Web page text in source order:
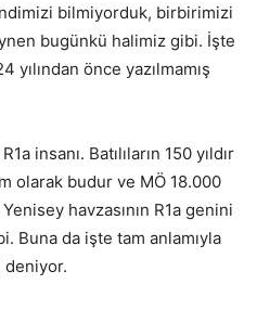
bilmiyorduk, birbirimizi
bugünkü halimiz gibi. İşte
yılından önce yazılmamış
insanı. Batılıların 150 yıldır
olarak budur ve MÖ 18.000
havzasının R1a genini
Buna da işte tam anlamıyla
deniyor.